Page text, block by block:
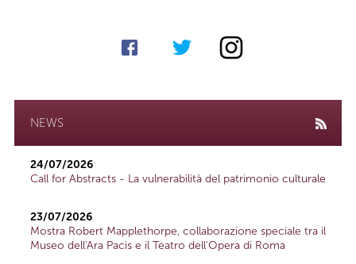
NEWS
24/07/2026
Call for Abstracts - La vulnerabilità del patrimonio culturale
23/07/2026
Mostra Robert Mapplethorpe, collaborazione speciale tra il
Museo dell'Ara Pacis e il Teatro dell'Opera di Roma